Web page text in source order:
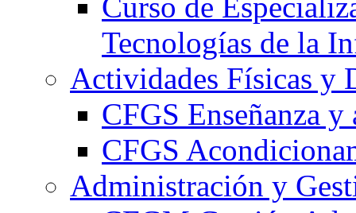
Tecnologías de la
Actividades Físicas y
CFGS Enseñanza
CFGS
Administración y